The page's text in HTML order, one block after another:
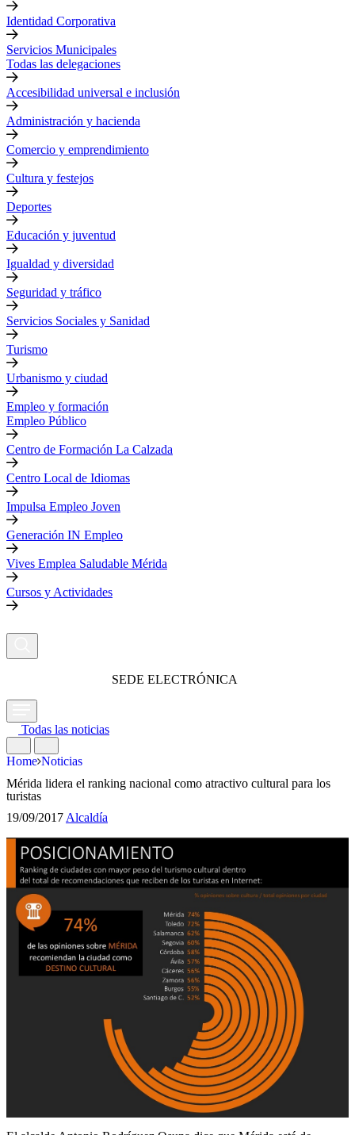
Identidad Corporativa
Servicios Municipales
Todas las delegaciones
Accesibilidad universal e inclusión
Administración y hacienda
Comercio y emprendimiento
Cultura y festejos
Deportes
Educación y juventud
Igualdad y diversidad
Seguridad y tráfico
Servicios Sociales y Sanidad
Turismo
Urbanismo y ciudad
Empleo y formación
Empleo Público
Centro de Formación La Calzada
Centro Local de Idiomas
Impulsa Empleo Joven
Generación IN Empleo
Vives Emplea Saludable Mérida
Cursos y Actividades
SEDE ELECTRÓNICA
Todas las noticias
Home Noticias
Mérida lidera el ranking nacional como atractivo cultural para los
turistas
19/09/2017Alcaldía